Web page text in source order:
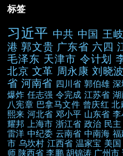
标签
习近平 中共 中国 王
港 郭文贵 广东省 六四
毛泽东 天津市 令计划
北京 文革 周永康 刘晓波
省 河南省 四川省 郭伯雄 深
爆炸 任志强 令完成 江苏省 湖
八宪章 巴拿马文件 曾庆红 北
熙来 河北省 邓小平 山东省 李
耀邦
上海市 浙江省 政治 民主
雷洋 中纪委 云南省 中南海 福
市 乌坎村 江西省 温家宝 美国
师 陕西省 李鹏 胡锦涛 广州市